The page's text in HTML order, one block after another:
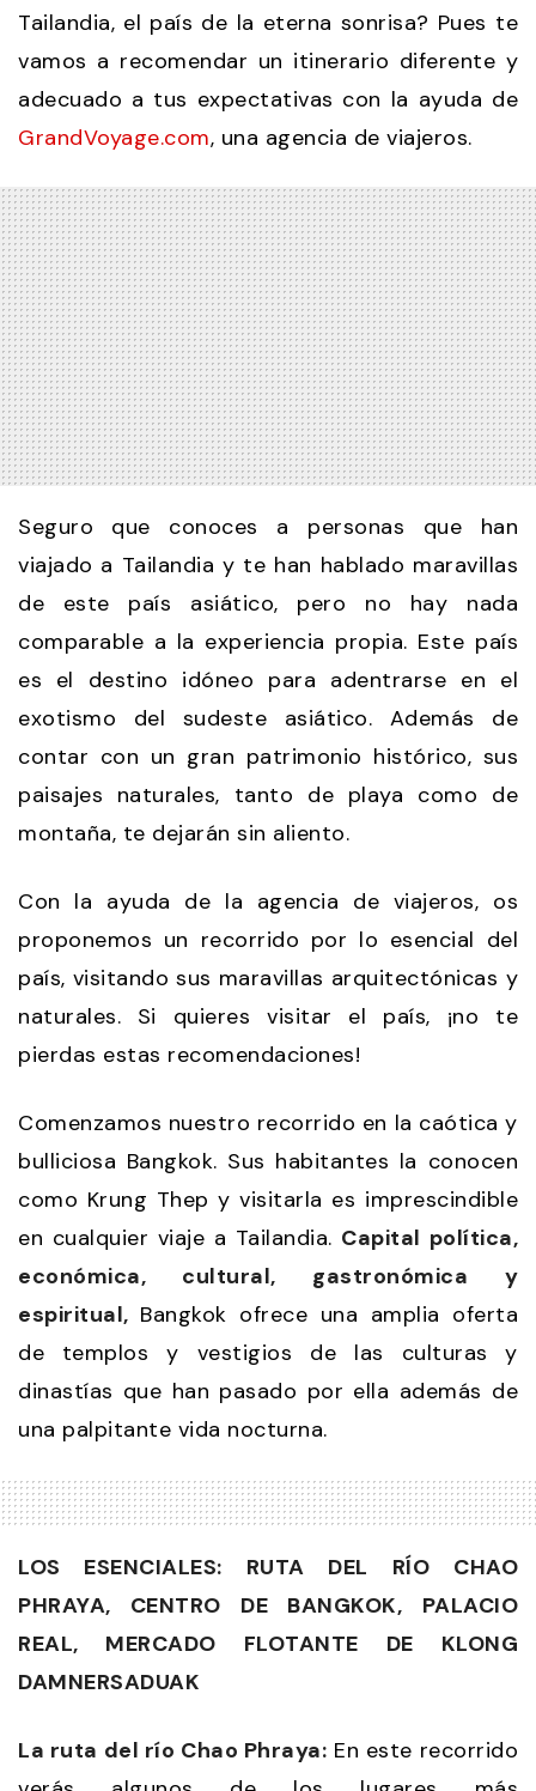
Tailandia, el país de la eterna sonrisa? Pues te
vamos a recomendar un itinerario diferente y
adecuado a tus expectativas con la ayuda de
GrandVoyage.com, una agencia de viajeros.
Seguro que conoces a personas que han
viajado a Tailandia y te han hablado maravillas
de este país asiático, pero no hay nada
comparable a la experiencia propia. Este país
es el destino idóneo para adentrarse en el
exotismo del sudeste asiático. Además de
contar con un gran patrimonio histórico, sus
paisajes naturales, tanto de playa como de
montaña, te dejarán sin aliento.
Con la ayuda de la agencia de viajeros, os
proponemos un recorrido por lo esencial del
país, visitando sus maravillas arquitectónicas y
naturales. Si quieres visitar el país, ¡no te
pierdas estas recomendaciones!
Comenzamos nuestro recorrido en la caótica y
bulliciosa Bangkok. Sus habitantes la conocen
como Krung Thep y visitarla es imprescindible
en cualquier viaje a Tailandia. Capital política,
económica, cultural, gastronómica y
espiritual, Bangkok ofrece una amplia oferta
de templos y vestigios de las culturas y
dinastías que han pasado por ella además de
una palpitante vida nocturna.
LOS ESENCIALES: RUTA DEL RÍO CHAO
PHRAYA, CENTRO DE BANGKOK, PALACIO
REAL, MERCADO FLOTANTE DE KLONG
DAMNERSADUAK
La ruta del río Chao Phraya: En este recorrido